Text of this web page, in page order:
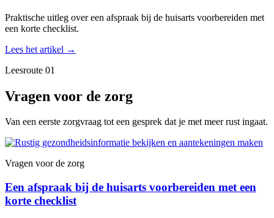
Praktische uitleg over een afspraak bij de huisarts voorbereiden met
een korte checklist.
Lees het artikel →
Leesroute 01
Vragen voor de zorg
Van een eerste zorgvraag tot een gesprek dat je met meer rust ingaat.
Vragen voor de zorg
Een afspraak bij de huisarts voorbereiden met een
korte checklist